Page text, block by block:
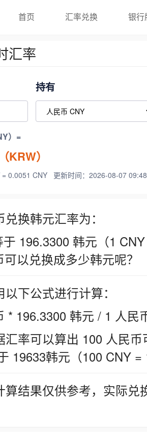
首页 汇率兑换 银行
汇率
持有
）=
KRW）
0.0051 CNY 更新时间：2026-08-07
换韩元汇率为：
196.3300 韩元（1
以兑换成多少韩元呢？
下公式进行计算：
* 196.3300 韩元 / 1 人民
汇率可以算出 100 人民
19633韩元（100 CNY =
算结果仅供参考，实际